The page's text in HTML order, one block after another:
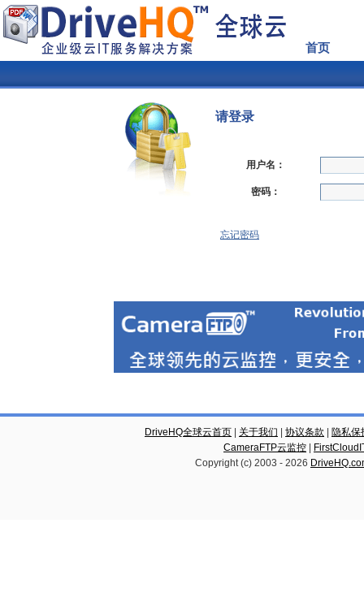
首页
请登录
用户名：
密码：
忘记密码
DriveHQ全球云首页 关于我们 协议条款
隐私保
CameraFTP云监控
Copyright (c) 2003 - 2026